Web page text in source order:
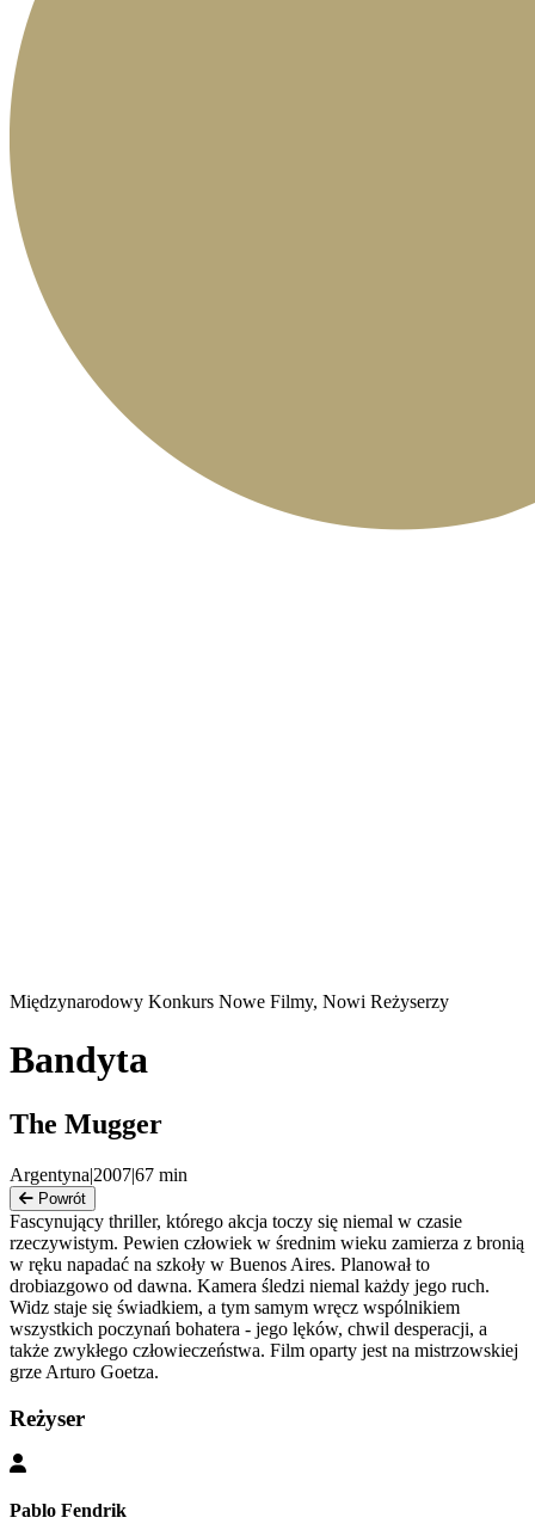
Międzynarodowy Konkurs Nowe Filmy, Nowi Reżyserzy
Bandyta
The Mugger
Argentyna|2007|67 min
Powrót
Fascynujący thriller, którego akcja toczy się niemal w czasie
rzeczywistym. Pewien człowiek w średnim wieku zamierza z bronią
w ręku napadać na szkoły w Buenos Aires. Planował to
drobiazgowo od dawna. Kamera śledzi niemal każdy jego ruch.
Widz staje się świadkiem, a tym samym wręcz wspólnikiem
wszystkich poczynań bohatera - jego lęków, chwil desperacji, a
także zwykłego człowieczeństwa. Film oparty jest na mistrzowskiej
grze Arturo Goetza.
Reżyser
Pablo Fendrik